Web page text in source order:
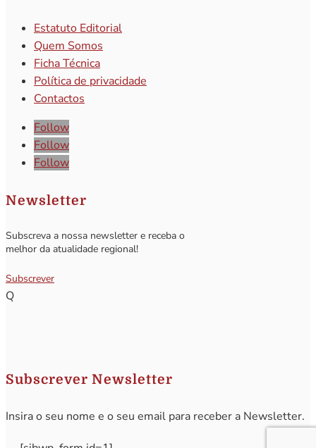
Estatuto Editorial
Quem Somos
Ficha Técnica
Política de privacidade
Contactos
Follow
Follow
Follow
Newsletter
Subscreva a nossa newsletter e receba o
melhor da atualidade regional!
Subscrever
Q
Subscrever Newsletter
Insira o seu nome e o seu email para receber a Newsletter.